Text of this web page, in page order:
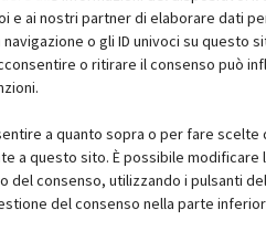
e ai nostri partner di elaborare dati
o gli ID univoci su questo
o ritirare il consenso può
a quanto sopra o per fare
a questo sito. È possibile modificare
del consenso, utilizzando i pulsanti
del consenso nella parte